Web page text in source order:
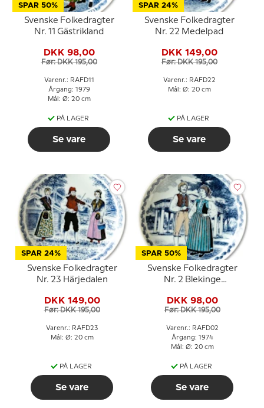
SPAR 50%
Svenske Folkedragter
Nr. 11 Gästrikland
DKK 98,00
Før: DKK 195,00
Varenr.: RAFD11
Årgang: 1979
Mål: Ø: 20 cm
PÅ LAGER
Se vare
SPAR 24%
Svenske Folkedragter
Nr. 22 Medelpad
DKK 149,00
Før: DKK 195,00
Varenr.: RAFD22
Mål: Ø: 20 cm
PÅ LAGER
Se vare
SPAR 24%
Svenske Folkedragter
Nr. 23 Härjedalen
DKK 149,00
Før: DKK 195,00
Varenr.: RAFD23
Mål: Ø: 20 cm
PÅ LAGER
Se vare
SPAR 50%
Svenske Folkedragter
Nr. 2 Blekinge
DKK 98,00
Før: DKK 195,00
Varenr.: RAFD02
Årgang: 1974
Mål: Ø: 20 cm
PÅ LAGER
Se vare